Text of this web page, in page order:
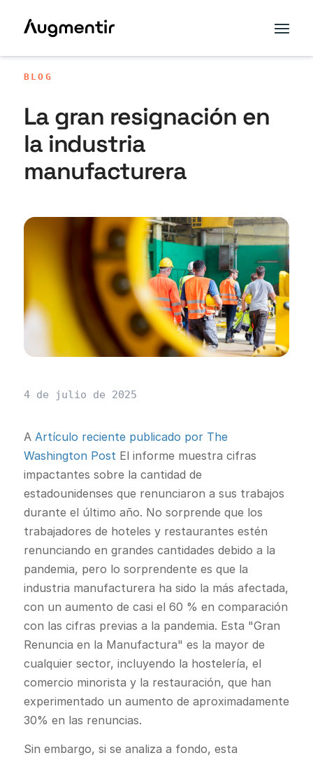
BLOG
La gran resignación en
la industria
manufacturera
4 de julio de 2025
A Artículo reciente publicado por The
Washington PostEl informe muestra cifras
impactantes sobre la cantidad de
estadounidenses que renunciaron a sus trabajos
durante el último año. No sorprende que los
trabajadores de hoteles y restaurantes estén
renunciando en grandes cantidades debido a la
pandemia, pero lo sorprendente es que la
industria manufacturera ha sido la más afectada,
con un aumento de casi el 60 % en comparación
con las cifras previas a la pandemia. Esta "Gran
Renuncia en la Manufactura" es la mayor de
cualquier sector, incluyendo la hostelería, el
comercio minorista y la restauración, que han
experimentado un aumento de aproximadamente
30% en las renuncias.
Sin embargo, si se analiza a fondo, esta